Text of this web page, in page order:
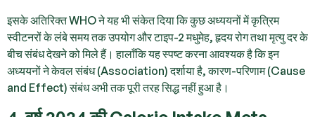
इसके अतिरिक्त WHO ने यह भी संकेत दिया कि कुछ अध्ययनों में कृत्रिम
स्वीटनरों के लंबे समय तक उपयोग और टाइप-2 मधुमेह, हृदय रोग तथा मृत्यु दर के
बीच संबंध देखने को मिले हैं। हालाँकि यह स्पष्ट करना आवश्यक है कि इन
अध्ययनों ने केवल संबंध (Association) दर्शाया है, कारण-परिणाम (Cause
and Effect) संबंध अभी तक पूरी तरह सिद्ध नहीं हुआ है।